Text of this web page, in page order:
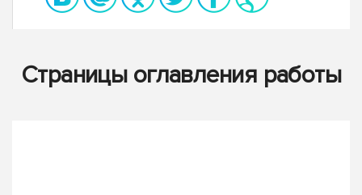
Страницы оглавления работы